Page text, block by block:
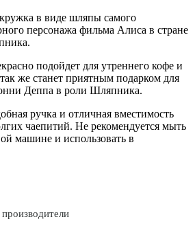
в виде шляпы самого
персонажа фильма Алиса в стране
подойдет для утреннего кофе и
же станет приятным подарком для
Деппа в роли Шляпника.
ручка и отличная вместимость
чаепитий. Не рекомендуется мыть
машине и использовать в